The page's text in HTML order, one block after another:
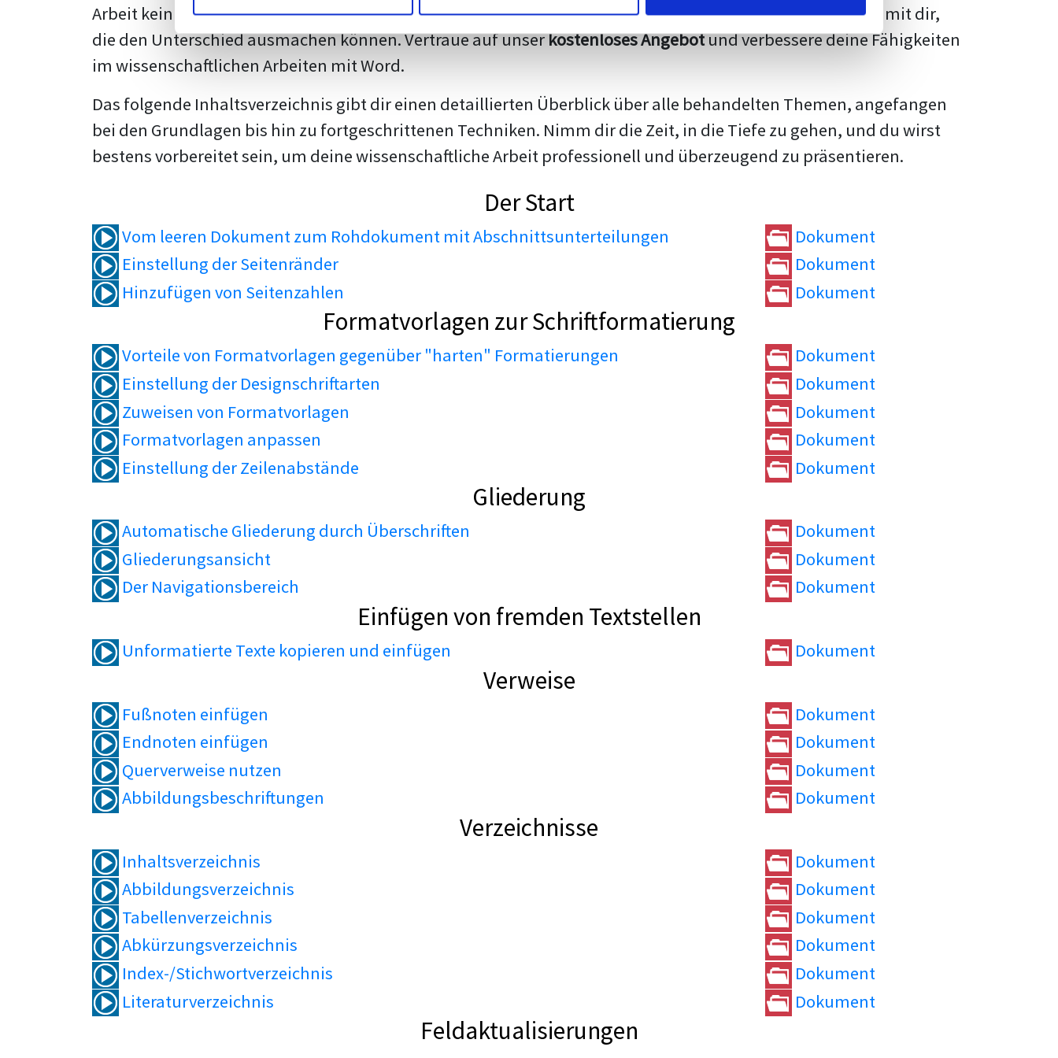
Arbeit kein Problem mehr für dich darstellen. Unsere erfahrenen Trainer teilen wertvolleTipps und Tricks
mit dir,
die den Unterschied ausmachen können. Vertraue auf unserkostenloses Angebotund verbessere deine Fähigkeiten
im wissenschaftlichen Arbeiten mit Word.
Das folgende Inhaltsverzeichnis gibt dir einen detaillierten Überblick über alle behandelten Themen, angefangen
bei den Grundlagen bis hin zu fortgeschrittenen Techniken. Nimm dir die Zeit, in die Tiefe zu gehen, und du wirst
bestens vorbereitet sein, um deine wissenschaftliche Arbeit professionell und überzeugend zu präsentieren.
Der Start
Vom leeren Dokument zum Rohdokument mit Abschnittsunterteilungen
Dokument
Einstellung der Seitenränder
Dokument
Hinzufügen von Seitenzahlen
Dokument
Formatvorlagen zur Schriftformatierung
Vorteile von Formatvorlagen gegenüber "harten" Formatierungen
Dokument
Einstellung der Designschriftarten
Dokument
Zuweisen von Formatvorlagen
Dokument
Formatvorlagen anpassen
Dokument
Einstellung der Zeilenabstände
Dokument
Gliederung
Automatische Gliederung durch Überschriften
Dokument
Gliederungsansicht
Dokument
Der Navigationsbereich
Dokument
Einfügen von fremden Textstellen
Unformatierte Texte kopieren und einfügen Dokument
Verweise
Fußnoten einfügen
Dokument
Endnoten einfügen
Dokument
Querverweise nutzen
Dokument
Abbildungsbeschriftungen
Dokument
Verzeichnisse
Inhaltsverzeichnis
Dokument
Abbildungsverzeichnis
Dokument
Tabellenverzeichnis
Dokument
Abkürzungsverzeichnis
Dokument
Index-/Stichwortverzeichnis
Dokument
Literaturverzeichnis
Dokument
Feldaktualisierungen